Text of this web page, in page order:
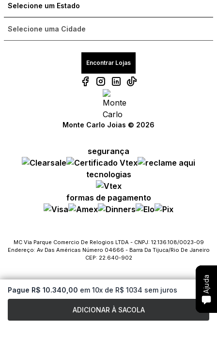
Pague R$ 10.340,00 em 10x de R$ 1034 sem juros
ADICIONAR À SACOLA
Compre com um Embaixador
Consulte seu pedido
Solicite troca ou devolução
Fale com o SAC
Ajuda
Compre com um Embaixador
Consulte seu pedido
Solicite troca ou devolução
Fale com o SAC
Ajuda
Encontrar Lojas
Monte Carlo Joias © 2026
segurança
tecnologias
formas de pagamento
MC Via Parque Comercio De Relogios LTDA - CNPJ: 12.136.108/0023-09
Endereço: Av Das Américas Número 04666 - Barra Da Tijuca/Rio De Janeiro
CEP: 22.640-902
Compre com um Embaixador
Consulte seu pedido
Solicite troca ou devolução
Fale com o SAC
Ajuda